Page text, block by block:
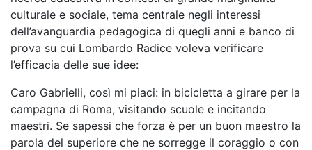
culturale e sociale, tema centrale negli interessi
dell’avanguardia pedagogica di quegli anni e banco di
prova su cui Lombardo Radice voleva verificare
l’efficacia delle sue idee:
Caro Gabrielli, così mi piaci: in bicicletta a girare per la
campagna di Roma, visitando scuole e incitando
maestri. Se sapessi che forza è per un buon maestro la
parola del superiore che ne sorregge il coraggio o con